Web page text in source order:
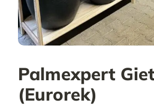
Palmexpert
(Eurorek)